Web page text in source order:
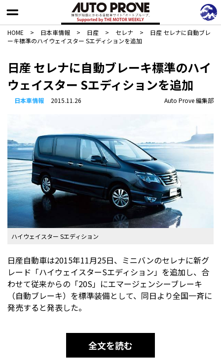
HOME > 日本車情報​ > 日産 > セレナ >
日産 セレナに自動ブレ
ーキ標準のハイウェイスター Sエディションを追加
日産 セレナに自動ブレーキ標準のハイ
ウェイスター Sエディションを追加
日本車情報​ 2015.11.26 Auto Prove 編集部
ハイウェイスター Sエディション
日産自動車は2015年11月25日、ミニバンのセレナに新グ
レード「ハイウェイスターSエディション」を追加し、合
わせて従来からの「20S」にエマージェンシーブレーキ
（自動ブレーキ）を標準装備として、同日より全国一斉に
発売すると発表した。
全文を読む